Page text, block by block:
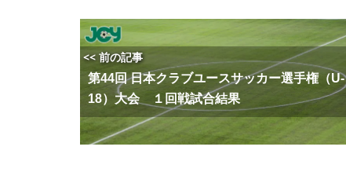
<< 前の記事
第44回 日本クラブユースサッカー選手権（U-
18）大会 １回戦試合結果